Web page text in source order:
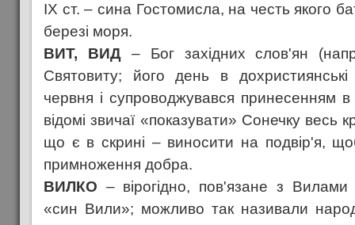
ІХ ст. – сина Гостомисла, на честь якого
березі моря.
ВИТ, ВИД– Бог західних слов'ян
Святовиту; його день в
червня і супроводжувався принесенням в
відомі звичаї «показувати» Сонечку весь
що є в скрині – виносити на подвір'я,
примноження добра.
ВИЛКО – вірогідно, пов'язане з Вилами
«син Вили»; можливо так називали